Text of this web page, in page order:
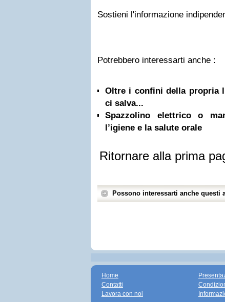
Sostieni l'informazione
Potrebbero interessarti anche :
Oltre i confini della propria
ci salva...
Spazzolino elettrico o
l’igiene e la salute orale
Ritornare alla prima
Possono interessarti anche questi
Home
Contatti
Lavora con noi